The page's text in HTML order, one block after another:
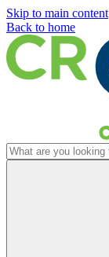
Skip to main content
Back to home